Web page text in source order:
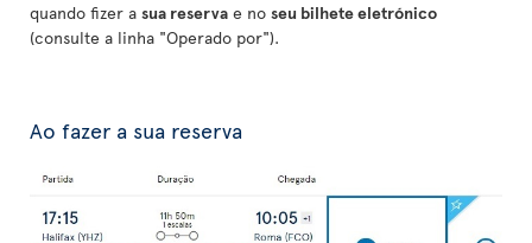
quando fizer a sua reserva e no seu bilhete eletrónico
(consulte a linha "Operado por").
Ao fazer a sua reserva